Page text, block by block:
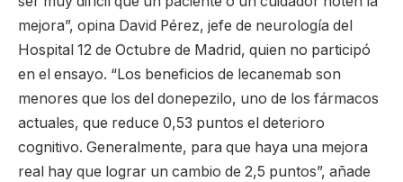
mejora”, opina David Pérez, jefe de neurología del
Hospital 12 de Octubre de Madrid, quien no participó
en el ensayo. “Los beneficios de lecanemab son
menores que los del donepezilo, uno de los fármacos
actuales, que reduce 0,53 puntos el deterioro
cognitivo. Generalmente, para que haya una mejora
real hay que lograr un cambio de 2,5 puntos”, añade